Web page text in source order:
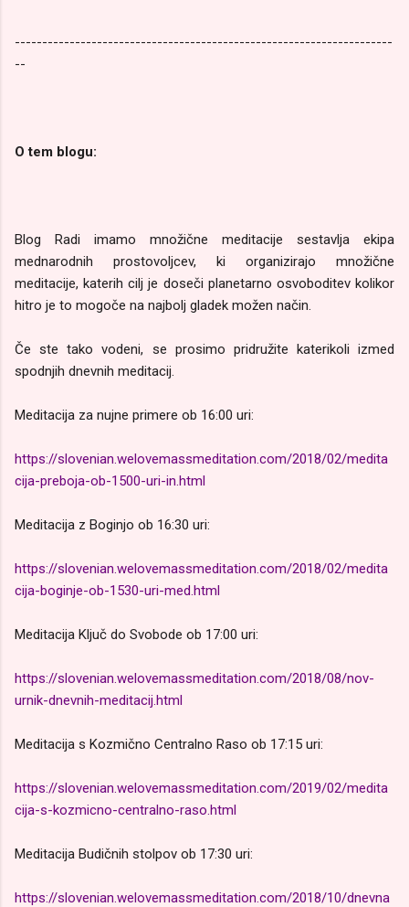
---------------------------------------------------------------------
--
O tem blogu:
Blog Radi imamo množične meditacije sestavlja ekipa
mednarodnih prostovoljcev, ki organizirajo množične
meditacije, katerih cilj je doseči planetarno osvoboditev kolikor
hitro je to mogoče na najbolj gladek možen način.
Če ste tako vodeni, se prosimo pridružite katerikoli izmed
spodnjih dnevnih meditacij.
Meditacija za nujne primere ob 16:00 uri:
https://slovenian.welovemassmeditation.com/2018/02/medita
cija-preboja-ob-1500-uri-in.html
Meditacija z Boginjo ob 16:30 uri:
https://slovenian.welovemassmeditation.com/2018/02/medita
cija-boginje-ob-1530-uri-med.html
Meditacija Ključ do Svobode ob 17:00 uri:
https://slovenian.welovemassmeditation.com/2018/08/nov-
urnik-dnevnih-meditacij.html
Meditacija s Kozmično Centralno Raso ob 17:15 uri:
https://slovenian.welovemassmeditation.com/2019/02/medita
cija-s-kozmicno-centralno-raso.html
Meditacija Budičnih stolpov ob 17:30 uri:
https://slovenian.welovemassmeditation.com/2018/10/dnevna